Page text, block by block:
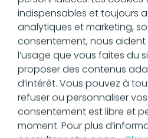
Simplifiez, automatisez
En un clic, entrez dans
Téléphone :04 37 48 81
Email :
Lun - Ven :de 9h à 17h
indispensables et toujours
analytiques et marketing,
consentement, nous
l’usage que vous faites du
proposer des contenus
d’intérêt. Vous pouvez à
refuser ou personnaliser
consentement est libre et
moment. Pour plus